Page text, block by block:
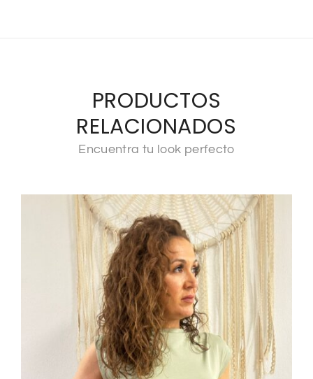
PRODUCTOS
RELACIONADOS
Encuentra tu look perfecto